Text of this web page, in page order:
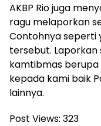
AKBP Rio juga
ragu melaporkan
Contohnya seperti
tersebut.
kamtibmas
kepada kami baik
lainnya.
Post Views: 323